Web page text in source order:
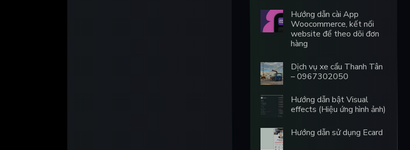
Hướng dẫn cài App
Woocommerce, kết nối
website để theo dõi đơn
hàng
Dịch vụ xe cẩu Thanh Tân
– 0967302050
Hướng dẫn bật Visual
effects (Hiệu ứng hình ảnh)
Hướng dẫn sử dụng Ecard